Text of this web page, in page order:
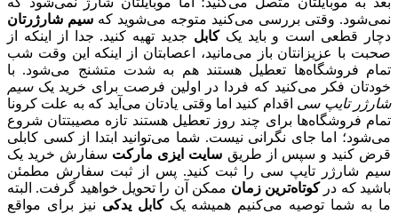
نمی‌شود. وقتی بررسی می‌کنید متوجه می‌شوید که سیم شارژرتان
دچار قطعی است و باید یککابل جدید تهیه کنید. جدا از اینکه از
صحبت با عزیزانتان باز می‌مانید، اعصابتان از اینکه این وقت شب
تمام فروشگاه‌‌ها تعطیل هستند هم به شدت متشنج می‌شود. با
خودتان فکر می‌کنید که فردا در اولین فرصت برای خرید یکسیم
شارژر تایپ سی اقدام کنید اما وقتی یادتان می‌آید که به علت کرونا
تمام فروشگاه‌ها برای چند روز تعطیل هستند تازه مصیبتتان شروع
می‌شود؛ اما جای نگرانی نیست. شما می‌توانید ابتدا از کسی کابلی
قرض کنید و سپس از طریق سایت ایزی مارکت سفارش خرید یک
سیم شارژر تایپ سی را ثبت کنید. پس از ثبت سفارش مطمئن
باشید که درکوتاه‌ترین زمان ممکن آن را تحویل خواهید گرفت. البته
ما به شما توصیه می‌کنیم همیشه یککابل یدکی نیز برای مواقع